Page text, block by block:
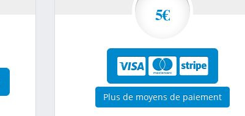
5€
Plus de moyens de paiement